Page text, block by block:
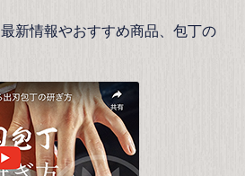
新情報やおすすめ商品、包丁の